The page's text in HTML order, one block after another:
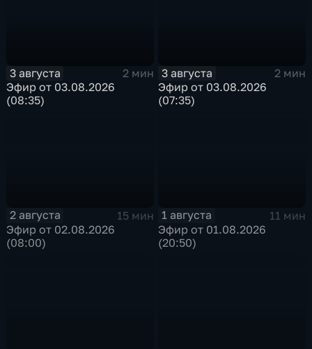
3 августа
2 мин
Эфир от 03.08.2026
(08:35)
3 августа
2 мин
Эфир от 03.08.2026
(07:35)
2 августа
15 мин
Эфир от 02.08.2026
(08:00)
1 августа
11 мин
Эфир от 01.08.2026
(20:50)